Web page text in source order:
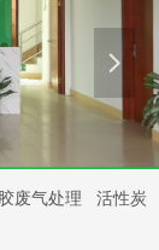
넲
废气处理 活性炭